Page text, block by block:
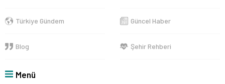
Türkiye Gündem Güncel Haber
Blog Şehir Rehberi
Menü